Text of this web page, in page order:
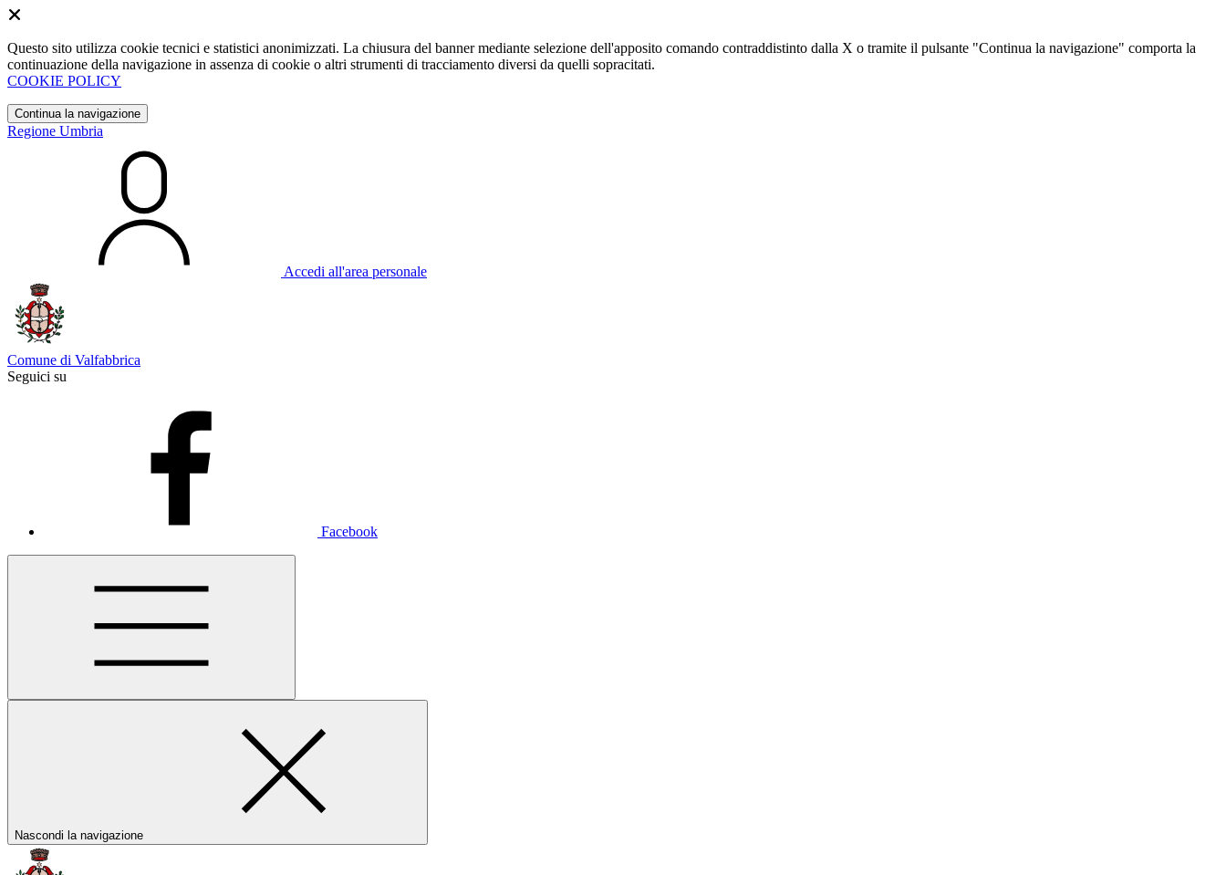
Questo sito utilizza cookie tecnici e statistici anonimizzati. La chiusura del banner mediante selezione dell'apposito comando contraddistinto dalla X o tramite il pulsante "Continua la navigazione" comporta la
continuazione della navigazione in assenza di cookie o altri strumenti di tracciamento diversi da quelli sopracitati.
COOKIE POLICY
Continua la navigazione
Regione Umbria
Accedi all'area personale
Comune di Valfabbrica
Seguici su
Facebook
Nascondi la navigazione